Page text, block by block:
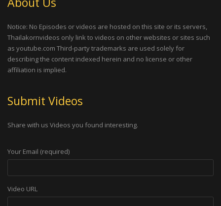
Notice: No Episodes or videos are hosted on this site or its servers,
Thailakornvideos only link to videos on other websites or sites such
as youtube.com Third-party trademarks are used solely for
describing the content indexed herein and no license or other
affiliation is implied.
Submit Videos
Share with us Videos you found interesting.
Your Email (required)
Video URL